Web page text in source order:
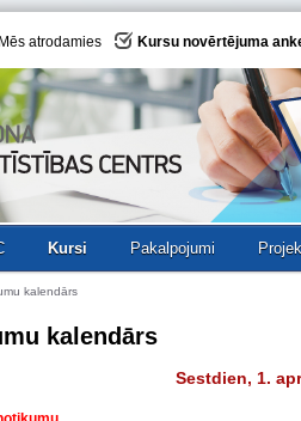
Mēs atrodamies Kursu novērtējuma
Kursi Pakalpojumi
kalendārs
kalendārs
Sestdien, 1.